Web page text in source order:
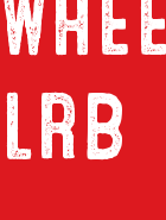
LRB